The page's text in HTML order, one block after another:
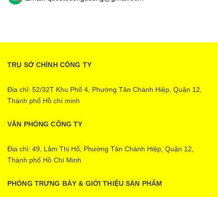
TRỤ SỞ CHÍNH CÔNG TY
Địa chỉ: 52/32T Khu Phố 4, Phường Tân Chánh Hiệp, Quận 12,
Thành phố Hồ chí minh
VĂN PHÒNG CÔNG TY
Địa chỉ: 49, Lâm Thị Hố, Phường Tân Chánh Hiệp, Quận 12,
Thành phố Hồ Chí Minh
PHÒNG TRƯNG BÀY & GIỚI THIỆU SÀN PHẨM